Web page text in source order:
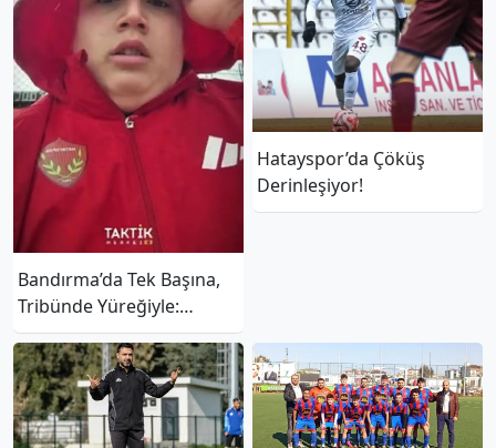
Bandırma’da Tek Başına,
Tribünde Yüreğiyle:
Hataysporlu Gençten
“Atsu Vefası” Çıkışı
Hatayspor’da Çöküş
Derinleşiyor!